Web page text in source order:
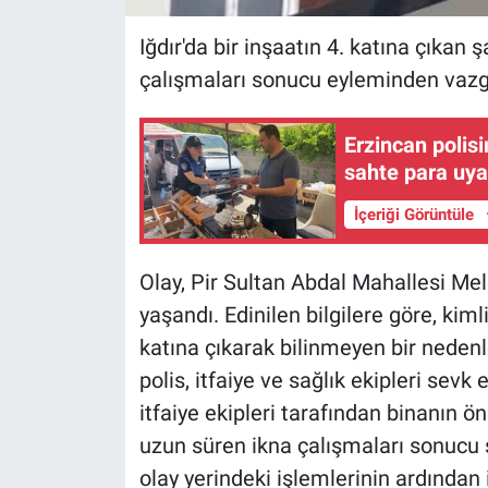
Iğdır'da bir inşaatın 4. katına
çalışmaları sonucu eyleminden
Erzincan
sahte para
İçeriği Görüntüle
Olay, Pir Sultan Abdal Mahallesi
yaşandı. Edinilen bilgilere göre,
katına çıkarak bilinmeyen bir
polis, itfaiye ve sağlık ekipleri
itfaiye ekipleri tarafından binanın
uzun süren ikna çalışmaları
olay yerindeki işlemlerinin